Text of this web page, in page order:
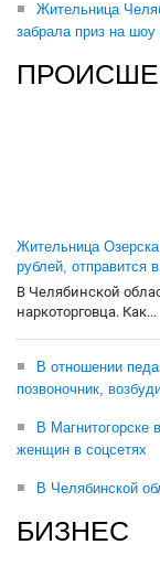
Жительница
забрала приз на
Жительница
рублей, отправится
В Челябинской
наркоторговца. Как...
В отношении
позвоночник,
В Магнитогорске
женщин в соцсетях
В Челябинской
БИЗНЕС